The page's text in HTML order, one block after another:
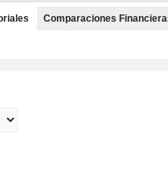
Comparaciones